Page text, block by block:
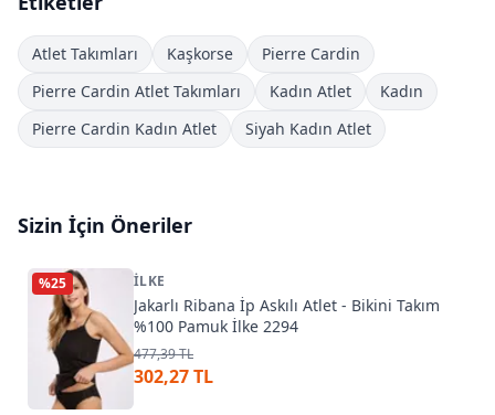
Atlet Takımları Kaşkorse
Pierre Cardin
Pierre Cardin Atlet Takımları
Kadın Atlet
Kadın
Pierre Cardin Kadın Atlet
Siyah Kadın Atlet
Sizin İçin Öneriler
%25 İLKE
Jakarlı Ribana İp Askılı Atlet - Bikini Takım
%100 Pamuk İlke 2294
477,39 TL
302,27 TL